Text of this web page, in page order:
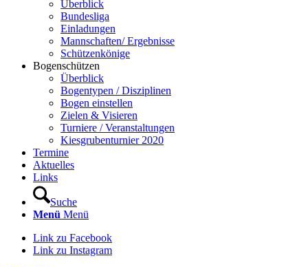
Überblick
Bundesliga
Einladungen
Mannschaften/ Ergebnisse
Schützenkönige
Bogenschützen
Überblick
Bogentypen / Disziplinen
Bogen einstellen
Zielen & Visieren
Turniere / Veranstaltungen
Kiesgrubenturnier 2020
Termine
Aktuelles
Links
Suche
Menü Menü
Link zu Facebook
Link zu Instagram